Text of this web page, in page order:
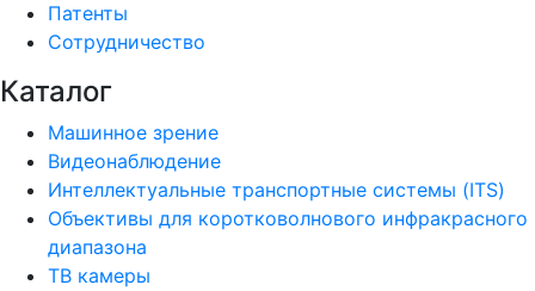
Патенты
Сотрудничество
Каталог
Машинное зрение
Видеонаблюдение
Интеллектуальные транспортные системы (ITS)
Объективы для коротковолнового инфракрасного
диапазона
ТВ камеры